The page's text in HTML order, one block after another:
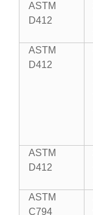
ASTM
D412
ASTM
D412
ASTM
D412
ASTM
C794